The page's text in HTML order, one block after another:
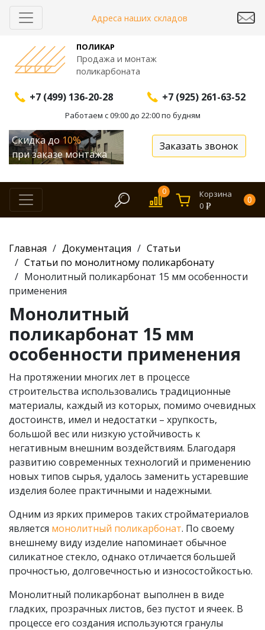
Адреса наших складов
ПОЛИКАР
Продажа и монтаж
поликарбоната
+7 (499) 136-20-28 +7 (925) 261-63-52
Работаем с 09:00 до 22:00 по будням
Скидка до10%
при заказе монтажа
Заказать звонок
0
Корзина
0
0
Главная Документация
Статьи
Статьи по монолитному поликарбонату
Монолитный поликарбонат 15 мм особенности
применения
Монолитный
поликарбонат 15 мм
особенности применения
На протяжении многих лет в процессе
строительства использовались традиционные
материалы, каждый из которых, помимо очевидных
достоинств, имел и недостатки – хрупкость,
большой вес или низкую устойчивость к
негативным внешним воздействиям. Благодаря
развитию современных технологий и применению
новых типов сырья, удалось заменить устаревшие
изделия более практичными и надежными.
Одним из ярких примеров таких стройматериалов
является монолитный поликарбонат. По своему
внешнему виду изделие напоминает обычное
силикатное стекло, однако отличается большей
прочностью, долговечностью и износостойкостью.
Монолитный поликарбонат выполнен в виде
гладких, прозрачных листов, без пустот и ячеек. В
процессе его создания используются гранулы